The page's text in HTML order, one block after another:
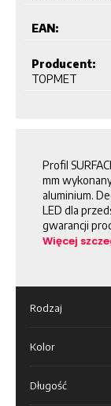
EAN:
Producent:
TOPMET
Profil
mm
aluminium.
LED dla
gwarancji
Więcej
Rodzaj
Kolor
Długość